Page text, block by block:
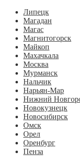
Липецк
Магадан
Магас
Магнитогорск
Майкоп
Махачкала
Москва
Мурманск
Нальчик
Нарьян-Мар
Нижний
Новокузнецк
Новосибирск
Омск
Орел
Оренбург
Пенза